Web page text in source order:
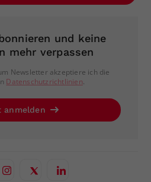
und keine
mehr verpassen
Newsletter akzeptiere ich die
Datenschutzrichtlinien.
anmelden